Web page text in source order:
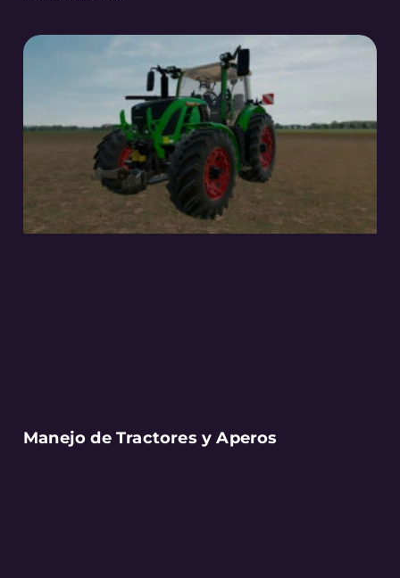
Manejo de Tractores y Aperos